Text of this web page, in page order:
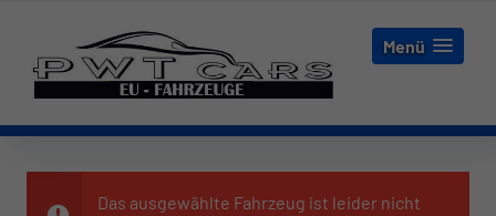
Menü
Das ausgewählte Fahrzeug ist leider nicht